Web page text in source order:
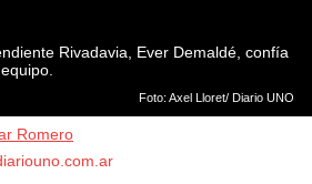
Rivadavia, Ever Demaldé, confía
Foto: Axel Lloret/ Diario UNO
Romero